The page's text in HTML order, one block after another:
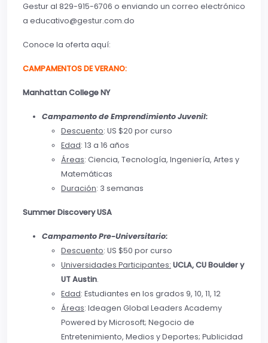
Gestur al 829-915-6706 o enviando un correo electrónico
a educativo@gestur.com.do
Conoce la oferta aquí:
CAMPAMENTOS DE VERANO:
Manhattan College NY
Campamento de Emprendimiento Juvenil:
Descuento: US $20 por curso
Edad: 13 a 16 años
Áreas: Ciencia, Tecnología, Ingeniería, Artes y
Matemáticas
Duración: 3 semanas
Summer Discovery USA
Campamento Pre-Universitario:
Descuento: US $50 por curso
Universidades Participantes: UCLA, CU Boulder y
UT Austin.
Edad: Estudiantes en los grados 9, 10, 11, 12
Áreas: Ideagen Global Leaders Academy
Powered by Microsoft; Negocio de
Entretenimiento, Medios y Deportes; Publicidad